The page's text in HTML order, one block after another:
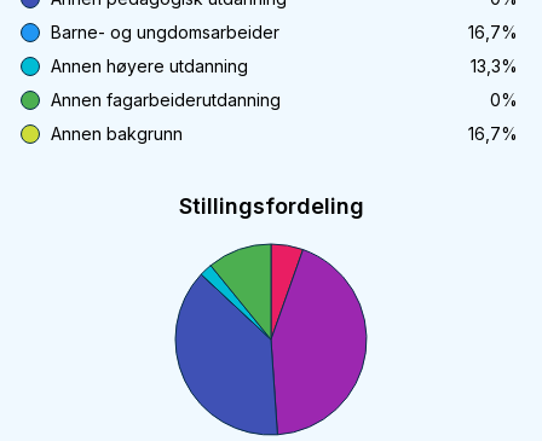
Barne- og ungdomsarbeider
16,7%
Annen høyere utdanning
13,3%
Annen fagarbeiderutdanning
0%
Annen bakgrunn
16,7%
Stillingsfordeling